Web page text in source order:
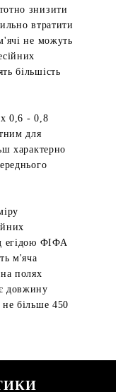
знизити
втратити
не можуть
більшість
0,6 - 0,8
для
характерно
егідою ФІФА
м'яча
полях
довжину
більше 450